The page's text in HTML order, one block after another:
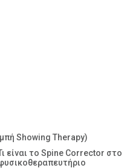
Showing Therapy)
είναι το Spine Corrector στο